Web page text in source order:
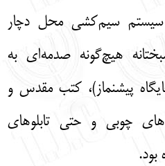
سیستم سیم‌کشی محل دچار
هیچ‌گونه صدمه‌ای به
پیشنماز)، کتب مقدس و
چوبی و حتی تابلوهای
بود.